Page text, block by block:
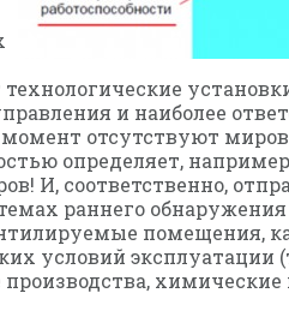
и наиболее
отсутствуют
определяет,
И, соответственно,
раннего
помещения,
условий
химические